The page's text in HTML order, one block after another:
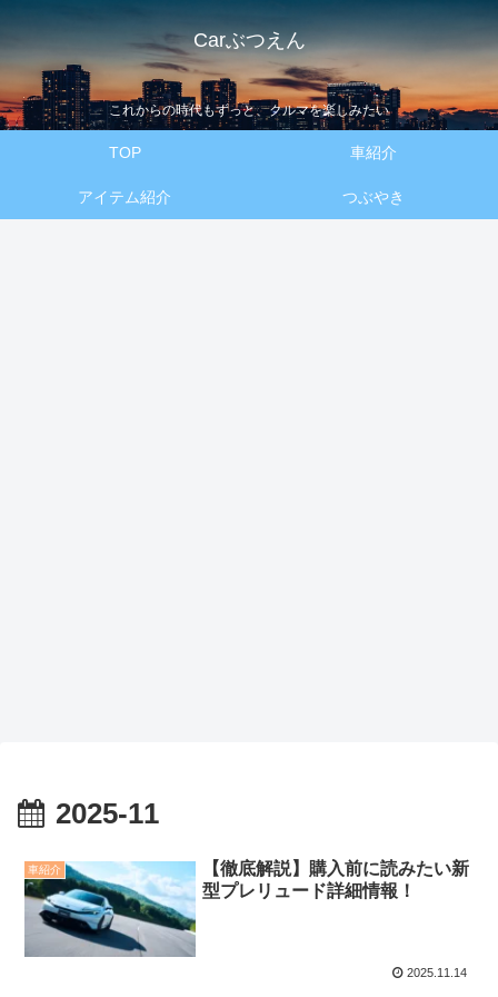
Carぶつえん
これからの時代もずっと、クルマを楽しみたい
TOP 車紹介
アイテム紹介 つぶやき
2025-11
車紹介
【徹底解説】購入前に読みたい新
型プレリュード詳細情報！
2025.11.14